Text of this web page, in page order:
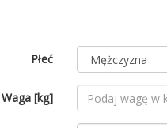
Płeć
Waga [kg]